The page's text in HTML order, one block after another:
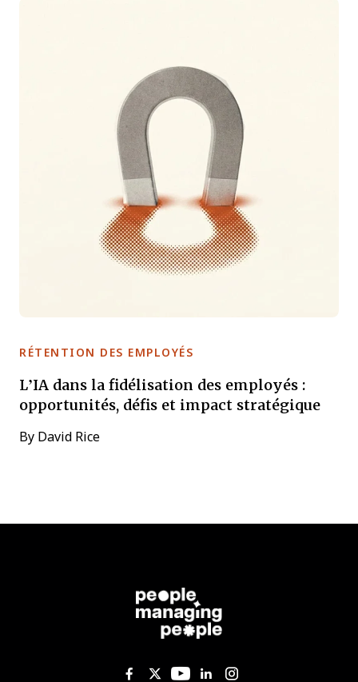
RÉTENTION DES EMPLOYÉS
L’IA dans la fidélisation des employés :
opportunités, défis et impact stratégique
By David Rice
Like us on Facebook
Follow us on Twitter
Follow us on
Add us on
Follow us on